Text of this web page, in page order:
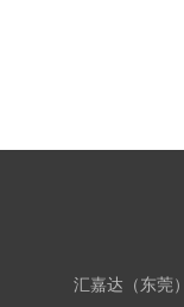
汇嘉达（东莞